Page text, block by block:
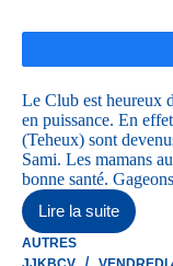
Le Club est heureux
en puissance. En
(Teheux) sont
Sami. Les mamans
bonne santé.
Lire la suite
Ceinture
rose
AUTRES